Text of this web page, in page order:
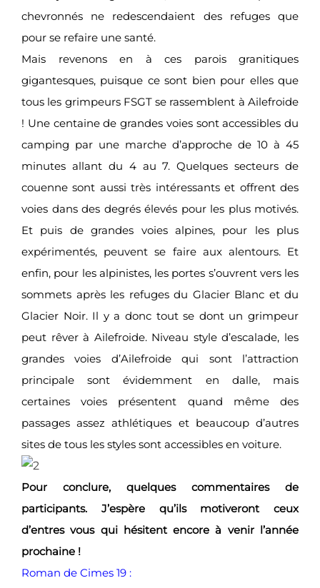
chevronnés ne redescendaient des refuges que
pour se refaire une santé.
Mais revenons en à ces parois granitiques
gigantesques, puisque ce sont bien pour elles que
tous les grimpeurs FSGT se rassemblent à Ailefroide
! Une centaine de grandes voies sont accessibles du
camping par une marche d’approche de 10 à 45
minutes allant du 4 au 7. Quelques secteurs de
couenne sont aussi très intéressants et offrent des
voies dans des degrés élevés pour les plus motivés.
Et puis de grandes voies alpines, pour les plus
expérimentés, peuvent se faire aux alentours. Et
enfin, pour les alpinistes, les portes s’ouvrent vers les
sommets après les refuges du Glacier Blanc et du
Glacier Noir. Il y a donc tout se dont un grimpeur
peut rêver à Ailefroide. Niveau style d’escalade, les
grandes voies d’Ailefroide qui sont l’attraction
principale sont évidemment en dalle, mais
certaines voies présentent quand même des
passages assez athlétiques et beaucoup d’autres
sites de tous les styles sont accessibles en voiture.
Pour conclure, quelques commentaires de
participants. J’espère qu’ils motiveront ceux
d’entres vous qui hésitent encore à venir l’année
prochaine !
Roman de Cimes 19 :